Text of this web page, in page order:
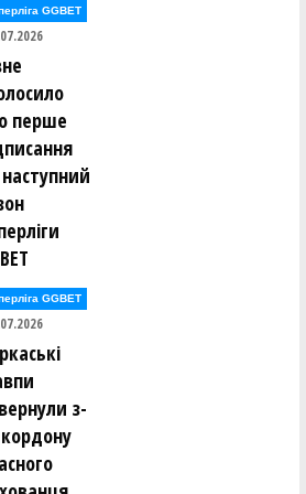
ЗБІРНА Харківської області
КИЄВА-ТНУ (Київ)-04)
(ЗБІРНА КИЄВА-ТНУ (Київ)-04)
(КСЛІ-КИЇВ-БАСКЕТ (Київ)-04)
№2 (Полтава)-04)
(Вінниця)-05)
(Вінниця)-05)
Рівненської області (Рівне)-05)
GGBET
перше
GGBET
з-